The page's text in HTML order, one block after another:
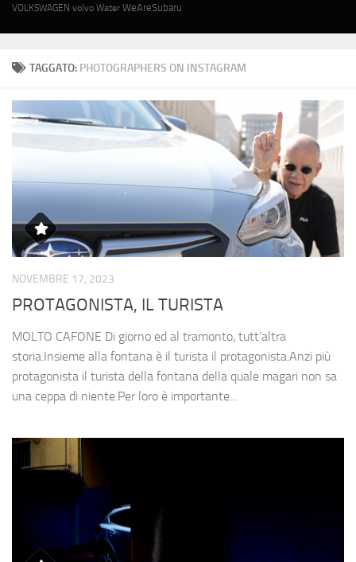
TAGGATO: PHOTOGRAPHERS ON INSTAGRAM
NOVEMBRE 17, 2023
PROTAGONISTA, IL TURISTA
MOLTO CAFONE Di giorno ed al tramonto, tutt’altra
storia.Insieme alla fontana è il turista il protagonista.Anzi più
protagonista il turista della fontana della quale magari non sa
una ceppa di niente.Per loro è importante...
VOLKSWAGEN volvo Water WeAreSubaru